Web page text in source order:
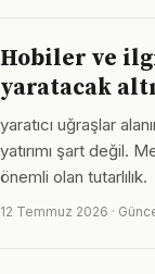
Hobiler ve
yaratacak
yaratıcı uğraşlar
yatırımı şart değil.
önemli olan tutarlılık.
12 Temmuz 2026 ·